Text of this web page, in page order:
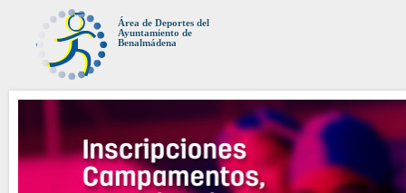
Área de Deportes del
Ayuntamiento de
Benalmádena